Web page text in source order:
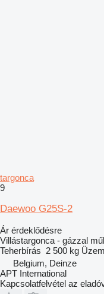
targonca
9
Daewoo G25S-2
Ár érdeklődésre
Villástargonca - gázzal
Teherbírás 2 500 kg
Belgium, Deinze
APT International
Kapcsolatfelvétel az